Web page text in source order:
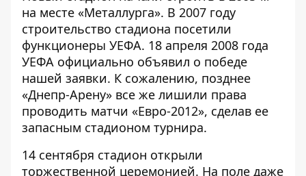
на месте «Металлурга». В 2007 году
строительство стадиона посетили
функционеры УЕФА. 18 апреля 2008 года
УЕФА официально объявил о победе
нашей заявки. К сожалению, позднее
«Днепр-Арену» все же лишили права
проводить матчи «Евро-2012», сделав ее
запасным стадионом турнира.
14 сентября стадион открыли
торжественной церемонией. На поле даже